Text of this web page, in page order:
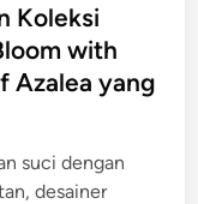
o
k
a
0
2
Koleksi
with
Azalea yang
suci dengan
desainer